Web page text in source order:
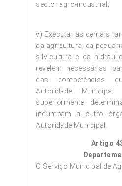
sector agro-industrial;
v) Executar as demais
da agricultura, da
silvicultura e da
revelem necessárias
das competências
Autoridade
superiormente
incumbam a outro
Autoridade Municipal.
Artigo
O Serviço Municipal de